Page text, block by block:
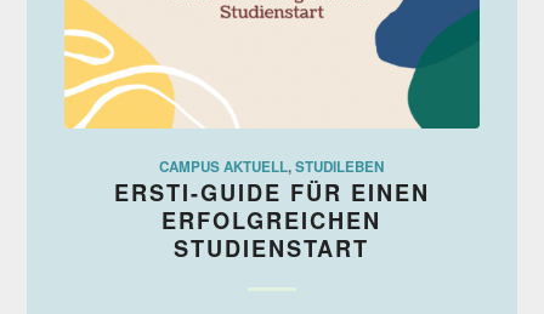
CAMPUS AKTUELL,STUDILEBEN
ERSTI-GUIDE FÜR EINEN
ERFOLGREICHEN
STUDIENSTART